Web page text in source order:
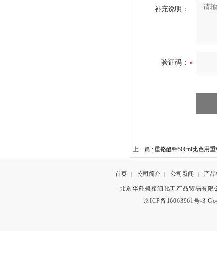
补充说明：
验证码：
上一篇 : 重铬酸钾500ml比色用
首页 | 公司简介 | 公司新闻 | 产品
北京华科盛精细化工产品贸易有
京ICP备16063961号-3